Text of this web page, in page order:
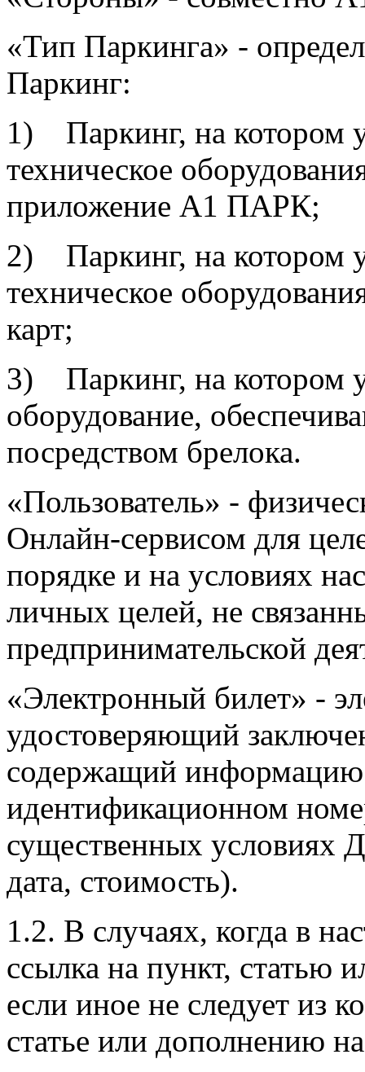
«Тип Паркинга» -
Паркинг:
1) Паркинг, на котором
техническое
приложение A1 ПАРК;
2) Паркинг, на котором
техническое
карт;
3) Паркинг, на котором
оборудование,
посредством брелока.
«Пользователь» -
Онлайн-сервисом для
порядке и на условиях
личных целей, не
предпринимательской
«Электронный билет» -
удостоверяющий
содержащий
идентификационном
существенных условиях
дата, стоимость).
1.2. В случаях, когда в
ссылка на пункт, статью
если иное не следует из
статье или дополнению